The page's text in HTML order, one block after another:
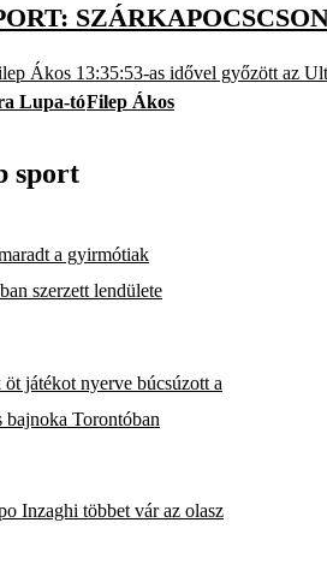
Ákos 13:35:53-as idővel győzött az
Lupa-tóFilep Ákos
sport
a gyirmótiak
szerzett lendülete
játékot nyerve búcsúzott a
bajnoka Torontóban
Inzaghi többet vár az olasz